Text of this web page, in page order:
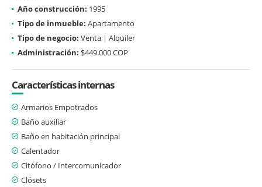
Año construcción: 1995
Tipo de inmueble: Apartamento
Tipo de negocio: Venta | Alquiler
Administración: $449.000 COP
Características internas
Armarios Empotrados
Baño auxiliar
Baño en habitación principal
Calentador
Citófono / Intercomunicador
Clósets